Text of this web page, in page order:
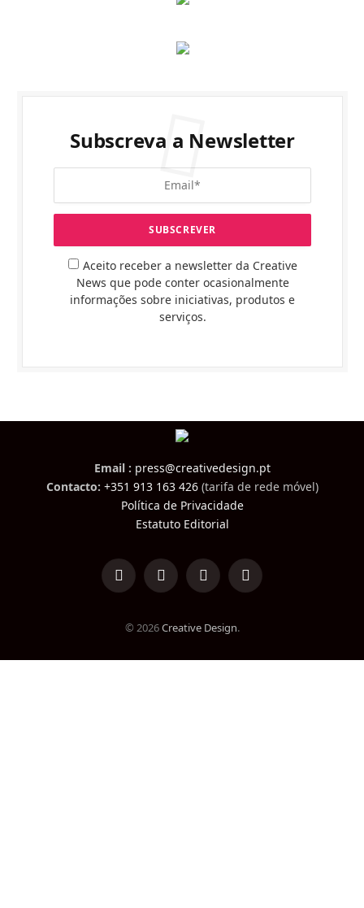
Subscreva a Newsletter
Aceito receber a newsletter da Creative
News que pode conter ocasionalmente
informações sobre iniciativas, produtos e
serviços.
Email : press@creativedesign.pt
Contacto: +351 913 163 426(tarifa de rede móvel)
Política de Privacidade
Estatuto Editorial
LinkedInFacebookInstagramTikTok
© 2026Creative Design.